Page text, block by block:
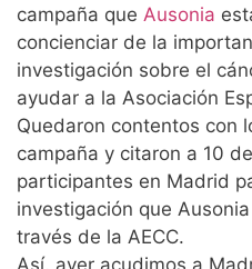
campaña que Ausonia
concienciar de la
investigación sobre el
ayudar a la Asociación
Quedaron contentos con
campaña y citaron a 10
participantes en Madrid
investigación que
través de la AECC.